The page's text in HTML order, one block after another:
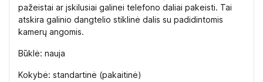
pažeistai ar įskilusiai galinei telefono daliai pakeisti. Tai
atskira galinio dangtelio stiklinė dalis su padidintomis
kamerų angomis.
Būklė: nauja
Kokybė: standartinė (pakaitinė)